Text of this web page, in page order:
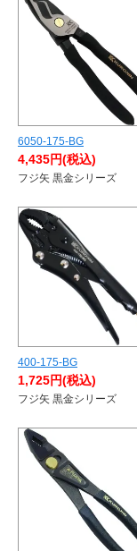
6050-175-BG
4,435円(税込)
フジ矢 黒金シリーズ
400-175-BG
1,725円(税込)
フジ矢 黒金シリーズ